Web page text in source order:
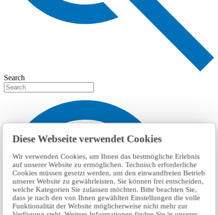
Diese Webseite verwendet Cookies
Wir verwenden Cookies, um Ihnen das bestmögliche Erlebnis
auf unserer Website zu ermöglichen. Technisch erforderliche
Cookies müssen gesetzt werden, um den einwandfreien Betrieb
unserer Website zu gewährleisten. Sie können frei entscheiden,
welche Kategorien Sie zulassen möchten. Bitte beachten Sie,
dass je nach den von Ihnen gewählten Einstellungen die volle
Funktionalität der Website möglicherweise nicht mehr zur
Search